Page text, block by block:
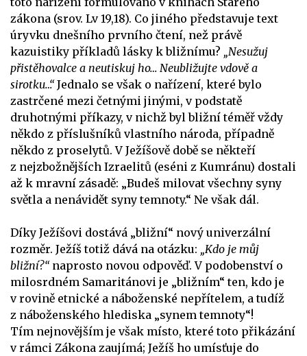
zákona (srov. Lv 19,18). Co jiného představuje text
úryvku dnešního prvního čtení, než právě
kazuistiky příkladů lásky k bližnímu? „Nesužuj
přistěhovalce a neutiskuj ho… Neubližujte vdově a
sirotku…“Jednalo se však o nařízení, které bylo
zastrčené mezi četnými jinými, v podstatě
druhotnými příkazy, v nichž byl bližní téměř vždy
někdo z příslušníků vlastního národa, případně
někdo z proselytů. V Ježíšově době se někteří
z nejzbožnějších Izraelitů (eséni z Kumránu) dostali
až k mravní zásadě: „Budeš milovat všechny syny
světla a nenávidět syny temnoty.“ Ne však dál.
Díky Ježíšovi dostává „bližní“ nový univerzální
rozměr. Ježíš totiž dává na otázku: „Kdo je můj
bližní?“naprosto novou odpověď. V podobenství o
milosrdném Samaritánovi je „bližním“ ten, kdo je
v rovině etnické a náboženské nepřítelem, a tudíž
z náboženského hlediska „synem temnoty“!
Tím nejnovějším je však místo, které toto přikázání
v rámci Zákona zaujímá; Ježíš ho umísťuje do